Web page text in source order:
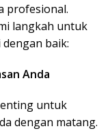
profesional.
langkah untuk
baik:
Anda
untuk
dengan matang.